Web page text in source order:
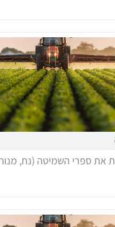
את ספרי השמיטה (נח,